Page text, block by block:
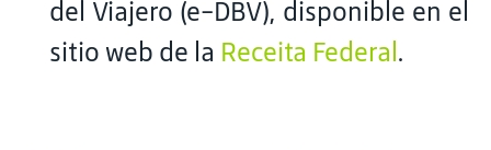
del Viajero (e-DBV), disponible en el
sitio web de la Receita Federal .